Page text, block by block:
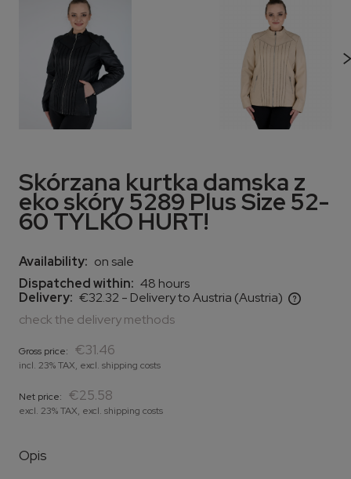
Skórzana kurtka damska z
eko skóry 5289 Plus Size 52-
60 TYLKO HURT!
Availability: on sale
Dispatched within: 48 hours
Delivery: €32.32- Delivery to Austria (Austria)
The price does not include any possible payment costs
check the delivery methods
Gross price: €31.46
incl. 23% TAX, excl. shipping costs
Net price: €25.58
excl. 23% TAX, excl. shipping costs
Opis